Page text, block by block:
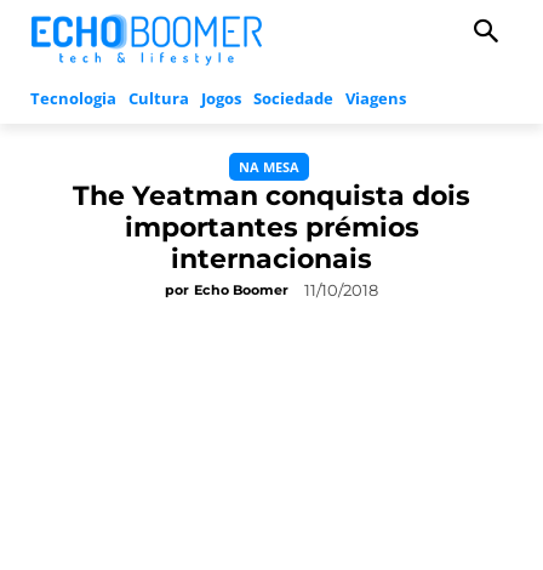
Tecnologia Cultura Jogos Sociedade Viagens
NA MESA
The Yeatman conquista dois
importantes prémios
internacionais
por Echo Boomer 11/10/2018